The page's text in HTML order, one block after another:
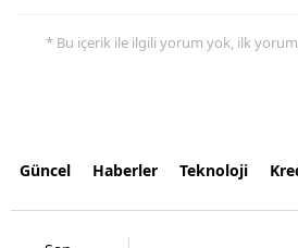
* Bu içerik ile ilgili yorum yok, ilk
Güncel Haberler Teknoloji